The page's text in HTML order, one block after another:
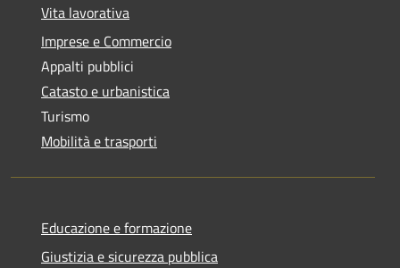
Vita lavorativa
Imprese e Commercio
Appalti pubblici
Catasto e urbanistica
Turismo
Mobilità e trasporti
Educazione e formazione
Giustizia e sicurezza pubblica